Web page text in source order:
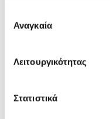
συγκατάθεσης
Αναγκαία
Λειτουργικότητας
Στατιστικά